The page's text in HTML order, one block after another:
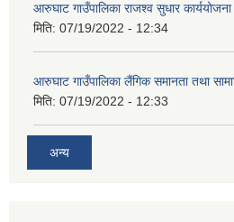
आरुघाट गाउँपालिका राजश्व सुधार कार्ययोजना
मिति: 07/19/2022 - 12:34
आरुघाट गाउँपालिका लैंगिक समानता तथा
मिति: 07/19/2022 - 12:33
अन्य